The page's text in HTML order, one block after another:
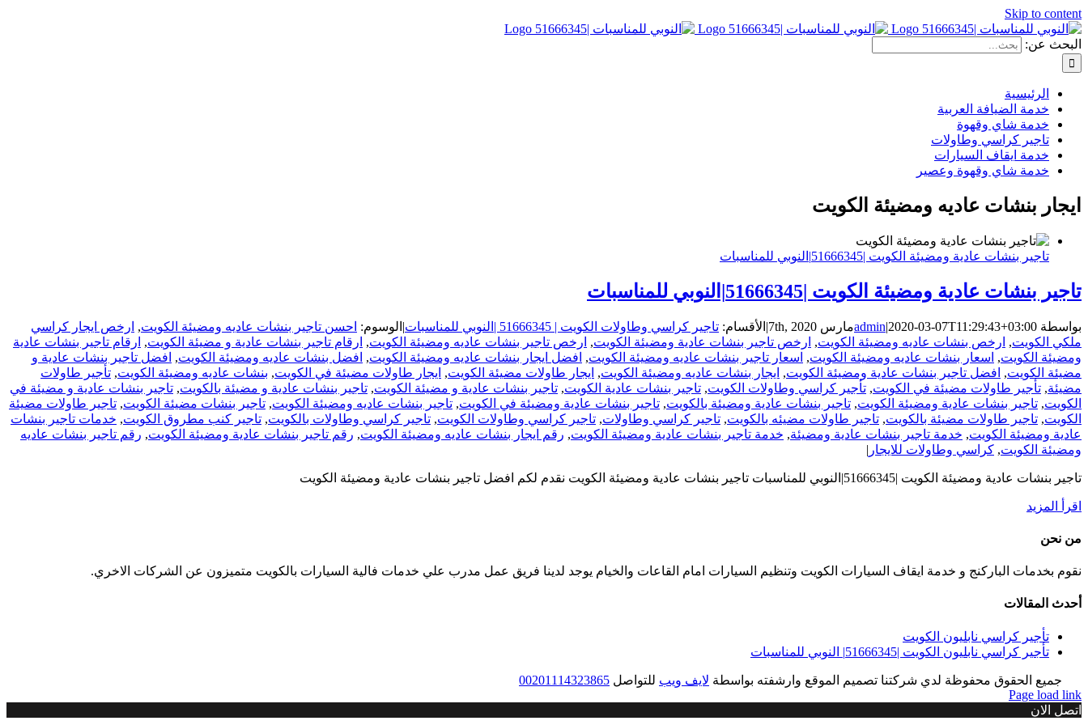
Skip to content
البحث عن:
الرئيسية
خدمة الضيافة العربية
خدمة شاي وقهوة
تاجير كراسي وطاولات
خدمة ايقاف السيارات
خدمة شاي وقهوة وعصير
ايجار بنشات عاديه ومضيئة الكويت
تاجير بنشات عادية ومضيئة الكويت |51666345|النوبي للمناسبات
تاجير بنشات عادية ومضيئة الكويت |51666345|النوبي للمناسبات
بواسطة admin|2020-03-07T11:29:43+03:00 مارس 7th, 2020 | الأقسام: تاجير كراسي وطاولات الكويت | 51666345 |النوبي للمناسبات | الوسوم: احسن تاجير بنشات عاديه ومضيئة الكويت, ارخص ايجار كراسي
ملكي الكويت, ارخص بنشات عاديه ومضيئة الكويت, ارخص تاجير بنشات عادية ومضيئة الكويت, ارخص تاجير بنشات عاديه ومضيئة الكويت, ارقام تاجير بنشات عادية و مضيئة الكويت, ارقام تاجير بنشات عادية
ومضيئة الكويت, اسعار بنشات عاديه ومضيئة الكويت, اسعار تاجير بنشات عاديه ومضيئة الكويت, افضل ايجار بنشات عاديه ومضيئة الكويت, افضل بنشات عاديه ومضيئة الكويت, افضل تاجير بنشات عادية و
مضيئة الكويت, افضل تاجير بنشات عادية ومضيئة الكويت, ايجار بنشات عاديه ومضيئة الكويت, ايجار طاولات مضيئة الكويت, ايجار طاولات مضيئة في الكويت, بنشات عاديه ومضيئة الكويت, تأجير طاولات
مضيئة, تأجير طاولات مضيئة في الكويت, تأجير كراسي وطاولات الكويت, تاجير بنشات عادية الكويت, تاجير بنشات عادية و مضيئة الكويت, تاجير بنشات عادية و مضيئة بالكويت, تاجير بنشات عادية و مضيئة في
الكويت, تاجير بنشات عادية ومضيئة الكويت, تاجير بنشات عادية ومضيئة بالكويت, تاجير بنشات عادية ومضيئة في الكويت, تاجير بنشات عاديه ومضيئة الكويت, تاجير بنشات مضيئة الكويت, تاجير طاولات مضيئة
الكويت, تاجير طاولات مضيئة بالكويت, تاجير طاولات مضيئه بالكويت, تاجير كراسي وطاولات, تاجير كراسي وطاولات الكويت, تاجير كراسي وطاولات بالكويت, تاجير كنب مطروق الكويت, خدمات تاجير بنشات
عادية ومضيئة الكويت, خدمة تاجير بنشات عادية ومضيئة, خدمة تاجير بنشات عادية ومضيئة الكويت, رقم ايجار بنشات عاديه ومضيئة الكويت, رقم تاجير بنشات عادية ومضيئة الكويت, رقم تاجير بنشات عاديه
ومضيئة الكويت, كراسي وطاولات للايجار |
تاجير بنشات عادية ومضيئة الكويت |51666345|النوبي للمناسبات تاجير بنشات عادية ومضيئة الكويت نقدم لكم افضل تاجير بنشات عادية ومضيئة الكويت
‫اقرأ المزيد
من نحن
نقوم بخدمات الباركنج و خدمة ايقاف السيارات الكويت وتنظيم السيارات امام القاعات والخيام يوجد لدينا فريق عمل مدرب علي خدمات فالية السيارات بالكويت متميزون عن الشركات الاخري.
أحدث المقالات
تأجير كراسي نابليون الكويت
تأجير كراسي نابليون الكويت |51666345| النوبي للمناسبات
جميع الحقوق محفوظة لدي شركتنا تصميم الموقع وارشفته بواسطة لايف ويب للتواصل 00201114323865
Page load link
اتصل الان